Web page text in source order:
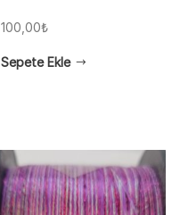
100,00₺
Sepete Ekle